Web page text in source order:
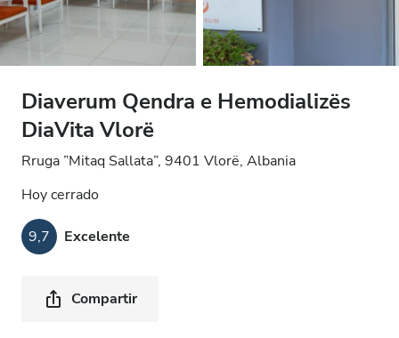
Diaverum Qendra e Hemodializës
DiaVita Vlorë
Rruga ”Mitaq Sallata”, 9401 Vlorë, Albania
Hoy cerrado
9,7 Excelente
Compartir